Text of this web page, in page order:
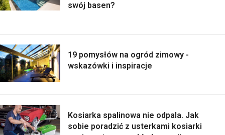
swój basen?
19 pomysłów na ogród zimowy -
wskazówki i inspiracje
Kosiarka spalinowa nie odpala. Jak
sobie poradzić z usterkami kosiarki